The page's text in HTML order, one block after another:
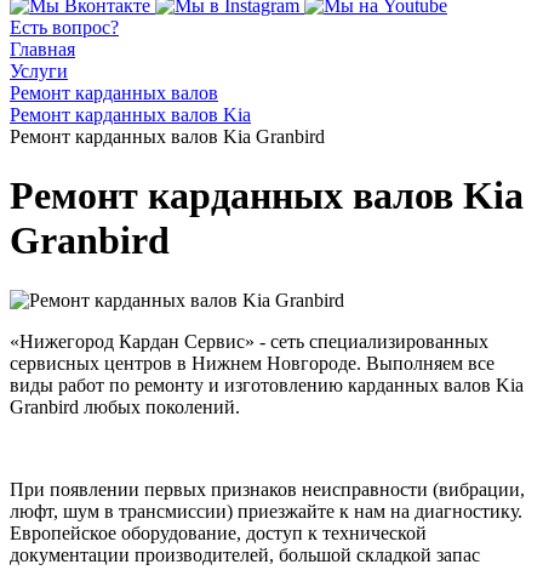
Есть вопрос?
Главная
Услуги
Ремонт карданных валов
Ремонт карданных валов Kia
Ремонт карданных валов Kia Granbird
Ремонт карданных валов Kia
Granbird
«Нижегород Кардан Сервис» - сеть специализированных
сервисных центров в Нижнем Новгороде. Выполняем все
виды работ по ремонту и изготовлению карданных валов Kia
Granbird любых поколений.
При появлении первых признаков неисправности (вибрации,
люфт, шум в трансмиссии) приезжайте к нам на диагностику.
Европейское оборудование, доступ к технической
документации производителей, большой складкой запас